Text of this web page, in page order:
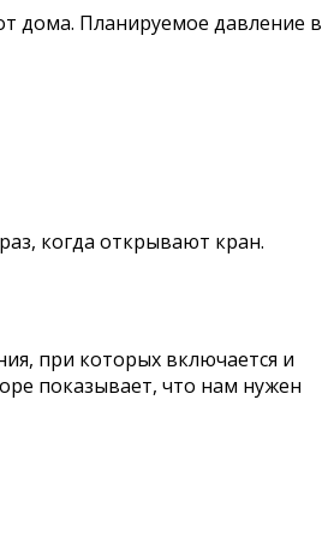
дома. Планируемое давление в
когда открывают кран.
при которых включается и
показывает, что нам нужен